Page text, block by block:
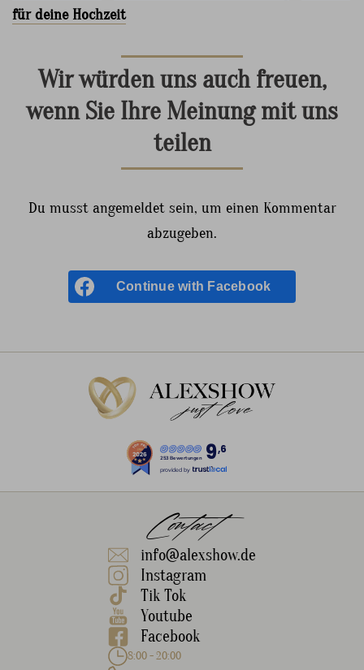
für deine Hochzeit
Wir würden uns auch freuen,
wenn Sie Ihre Meinung mit uns
teilen
Du musst angemeldet sein, um einen Kommentar
abzugeben.
Continue with Facebook
Contact
info@alexshow.de
Instagram
Tik Tok
Youtube
Facebook
8:00 - 20:00
253 Bewertungen 9,6
provided by